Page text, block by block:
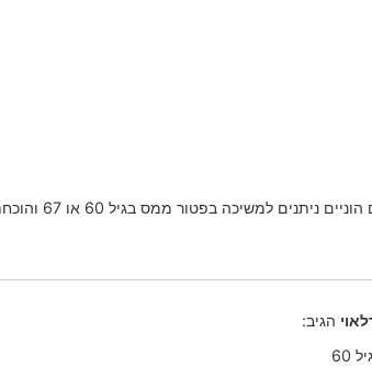
בפטור ממס בגיל 60 או 67 והוכחת פנסייה בגובהה5300 שח מינימום .העניין לא ברור
הגיב:
60